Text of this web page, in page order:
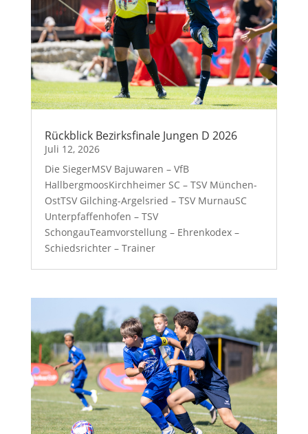
Rückblick Bezirksfinale Jungen D 2026
Juli 12, 2026
Die SiegerMSV Bajuwaren – VfB
HallbergmoosKirchheimer SC – TSV München-
OstTSV Gilching-Argelsried – TSV MurnauSC
Unterpfaffenhofen – TSV
SchongauTeamvorstellung – Ehrenkodex –
Schiedsrichter – Trainer